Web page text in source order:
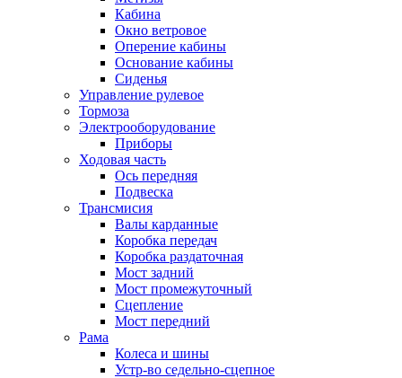
Кабина
Окно ветровое
Оперение кабины
Основание кабины
Сиденья
Управление рулевое
Тормоза
Электрооборудование
Приборы
Ходовая часть
Ось передняя
Подвеска
Трансмисия
Валы карданные
Коробка передач
Коробка раздаточная
Мост задний
Мост промежуточный
Сцепление
Мост передний
Рама
Колеса и шины
Устр-во седельно-сцепное